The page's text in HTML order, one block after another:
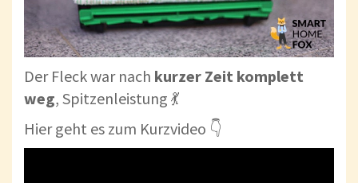
Der Fleck war nach kurzer Zeit komplett
weg, Spitzenleistung 💃
Hier geht es zum Kurzvideo 👇